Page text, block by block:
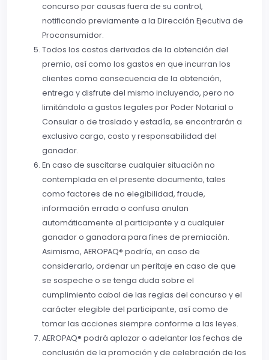
concurso por causas fuera de su control,
notificando previamente a la Dirección Ejecutiva de
Proconsumidor.
Todos los costos derivados de la obtención del
premio, así como los gastos en que incurran los
clientes como consecuencia de la obtención,
entrega y disfrute del mismo incluyendo, pero no
limitándolo a gastos legales por Poder Notarial o
Consular o de traslado y estadía, se encontrarán a
exclusivo cargo, costo y responsabilidad del
ganador.
En caso de suscitarse cualquier situación no
contemplada en el presente documento, tales
como factores de no elegibilidad, fraude,
información errada o confusa anulan
automáticamente al participante y a cualquier
ganador o ganadora para fines de premiación.
Asimismo, AEROPAQ® podría, en caso de
considerarlo, ordenar un peritaje en caso de que
se sospeche o se tenga duda sobre el
cumplimiento cabal de las reglas del concurso y el
carácter elegible del participante, así como de
tomar las acciones siempre conforme a las leyes.
AEROPAQ® podrá aplazar o adelantar las fechas de
conclusión de la promoción y de celebración de los